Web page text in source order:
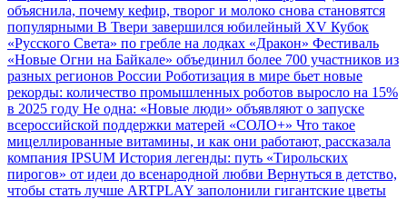
объяснила, почему кефир, творог и молоко снова становятся
популярными В Твери завершился юбилейный XV Кубок
«Русского Света» по гребле на лодках «Дракон» Фестиваль
«Новые Огни на Байкале» объединил более 700 участников из
разных регионов России Роботизация в мире бьет новые
рекорды: количество промышленных роботов выросло на 15%
в 2025 году Не одна: «Новые люди» объявляют о запуске
всероссийской поддержки матерей «СОЛО+» Что такое
мицеллированные витамины, и как они работают, рассказала
компания IPSUM История легенды: путь «Тирольских
пирогов» от идеи до всенародной любви Вернуться в детство,
чтобы стать лучше ARTPLAY заполонили гигантские цветы